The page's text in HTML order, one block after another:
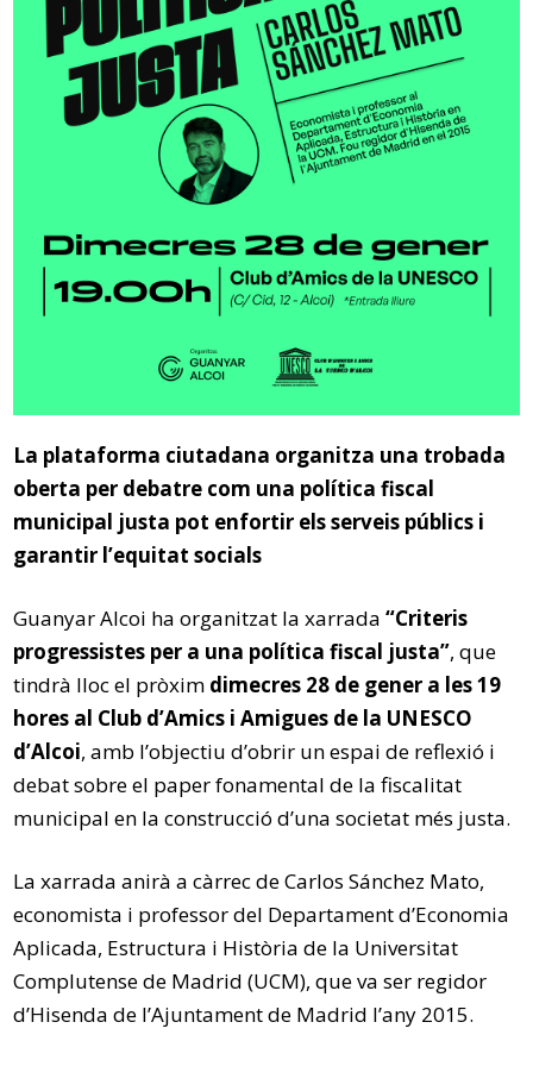
La plataforma ciutadana organitza una trobada
oberta per debatre com una política fiscal
municipal justa pot enfortir els serveis públics i
garantir l’equitat socials
Guanyar Alcoi ha organitzat la xarrada“Criteris
progressistes per a una política fiscal justa”, que
tindrà lloc el pròxim dimecres 28 de gener a les 19
hores al Club d’Amics i Amigues de la UNESCO
d’Alcoi, amb l’objectiu d’obrir un espai de reflexió i
debat sobre el paper fonamental de la fiscalitat
municipal en la construcció d’una societat més justa.
La xarrada anirà a càrrec de Carlos Sánchez Mato,
economista i professor del Departament d’Economia
Aplicada, Estructura i Història de la Universitat
Complutense de Madrid (UCM), que va ser regidor
d’Hisenda de l’Ajuntament de Madrid l’any 2015.